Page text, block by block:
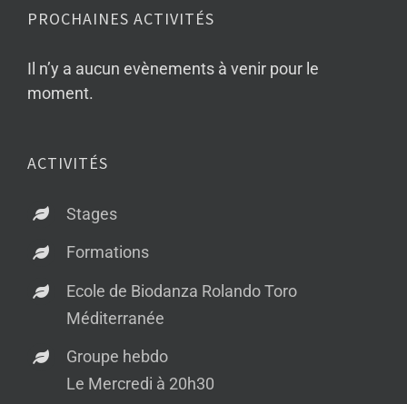
PROCHAINES ACTIVITÉS
Il n’y a aucun evènements à venir pour le
moment.
ACTIVITÉS
Stages
Formations
Ecole de Biodanza Rolando Toro
Méditerranée
Groupe hebdo
Le Mercredi à 20h30